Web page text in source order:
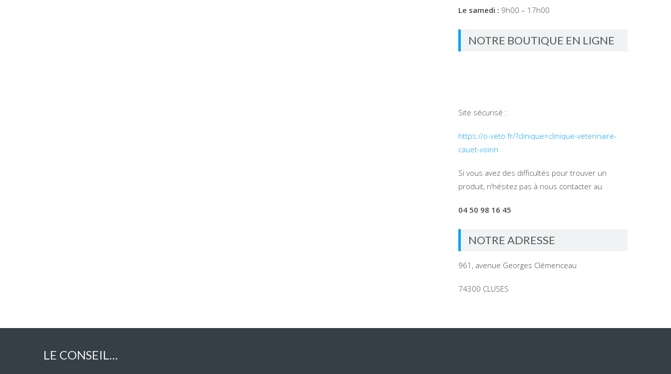
Le samedi : 9h00 – 17h00
NOTRE BOUTIQUE EN LIGNE
Site sécurisé :
https://o-veto.fr/?clinique=clinique-veterinaire-
cauet-voirin
Si vous avez des difficultés pour trouver un
produit, n’hésitez pas à nous contacter au
04 50 98 16 45
NOTRE ADRESSE
961, avenue Georges Clémenceau
74300 CLUSES
LE CONSEIL…